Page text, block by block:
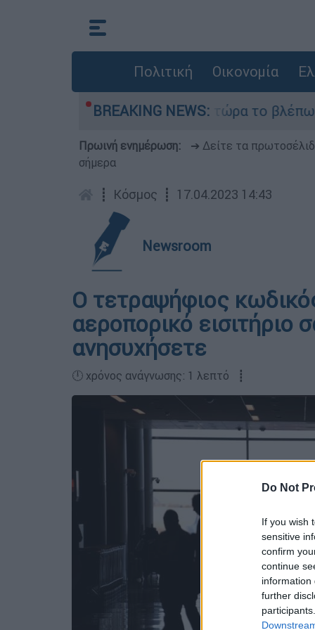
Do Not
If you wish
sensitive
confirm
continue
information
further
Πολιτική Οικονομία
BREAKING NEWS:
outsider ήταν αδυναμία, τώρα το βλέπω ως
Πρωινή ενημέρωση: ➔ Δείτε τα
σήμερα
┋ Κόσμος ┋ 17.04.2023 14:43
Newsroom
O τετραψήφιος
αεροπορικό εισιτήριο
ανησυχήσετε
🕛 χρόνος ανάγνωσης: 1 λεπτό ┋